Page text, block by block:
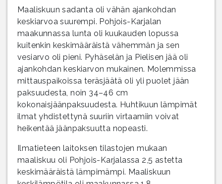
Maaliskuun sadanta oli vähän ajankohdan
keskiarvoa suurempi. Pohjois-Karjalan
maakunnassa lunta oli kuukauden lopussa
kuitenkin keskimääräistä vähemmän ja sen
vesiarvo oli pieni. Pyhäselän ja Pielisen jää oli
ajankohdan keskiarvon mukainen. Molemmissa
mittauspaikoissa teräsjäätä oli yli puolet jään
paksuudesta, noin 34–46 cm
kokonaisjäänpaksuudesta. Huhtikuun lämpimät
ilmat yhdistettynä suuriin virtaamiin voivat
heikentää jäänpaksuutta nopeasti.
Ilmatieteen laitoksen tilastojen mukaan
maaliskuu oli Pohjois-Karjalassa 2,5 astetta
keskimääräistä lämpimämpi. Maaliskuun